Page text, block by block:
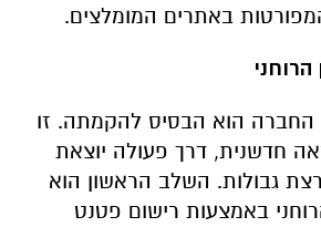
באתרים המומלצים.
החברה הוא הבסיס להקמתה. זו
חדשנית, דרך פעולה יוצאת
גבולות. השלב הראשון הוא
באמצעות רישום פטנט